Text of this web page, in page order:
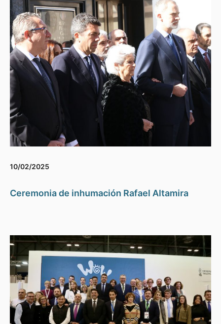
10/02/2025
Ceremonia de inhumación Rafael Altamira